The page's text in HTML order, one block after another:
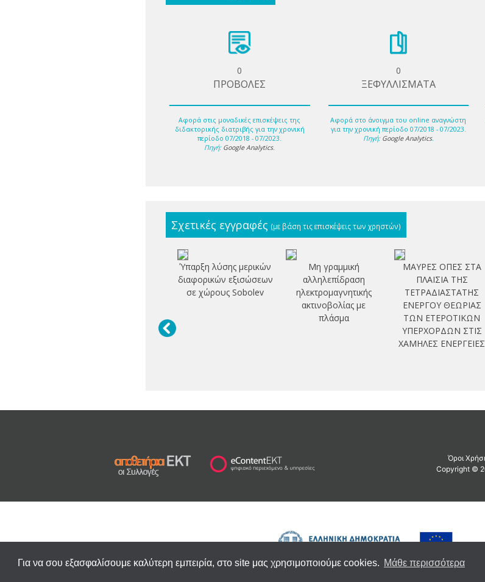
Για να σου εξασφαλίσουμε καλύτερη εμπειρία, στο site μας χρησιμοποιούμε cookies. Μάθε περισσότερα
0
ΠΡΟΒΟΛΕΣ
Αφορά στις μοναδικές επισκέψεις της
διδακτορικής διατριβής για την χρονική
περίοδο 07/2018 - 07/2023.
Πηγή: Google Analytics.
0
ΞΕΦΥΛΛΙΣΜΑΤΑ
Αφορά στο άνοιγμα του online αναγνώστη
για την χρονική περίοδο 07/2018 - 07/2023.
Πηγή: Google Analytics.
Σχετικές εγγραφές (με βάση τις επισκέψεις των χρηστών)
Ύπαρξη λύσης μερικών
διαφορικών εξισώσεων
σε χώρους Sobolev
Μη γραμμική
αλληλεπίδραση
ηλεκτρομαγνητικής
ακτινοβολίας με
πλάσμα
ΜΑΥΡΕΣ ΟΠΕΣ ΣΤΑ
ΠΛΑΙΣΙΑ ΤΗΣ
ΤΕΤΡΑΔΙΑΣΤΑΤΗΣ
ΕΝΕΡΓΟΥ ΘΕΩΡΙΑΣ
ΤΩΝ ΕΤΕΡΟΤΙΚΩΝ
ΥΠΕΡΧΟΡΔΩΝ ΣΤΙΣ
ΧΑΜΗΛΕΣ ΕΝΕΡΓΕΙΕΣ